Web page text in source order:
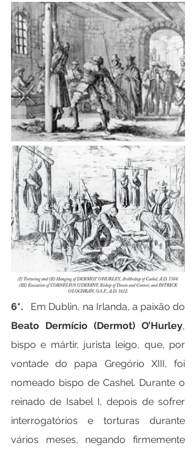
6*.
Beato Dermício (Dermot) O’Hurley,
bispo e mártir, jurista leigo, que, por
vontade do papa Gregório XIII, foi
nomeado bispo de Cashel. Durante o
reinado de Isabel I, depois de sofrer
interrogatórios e torturas durante
vários meses, negando firmemente